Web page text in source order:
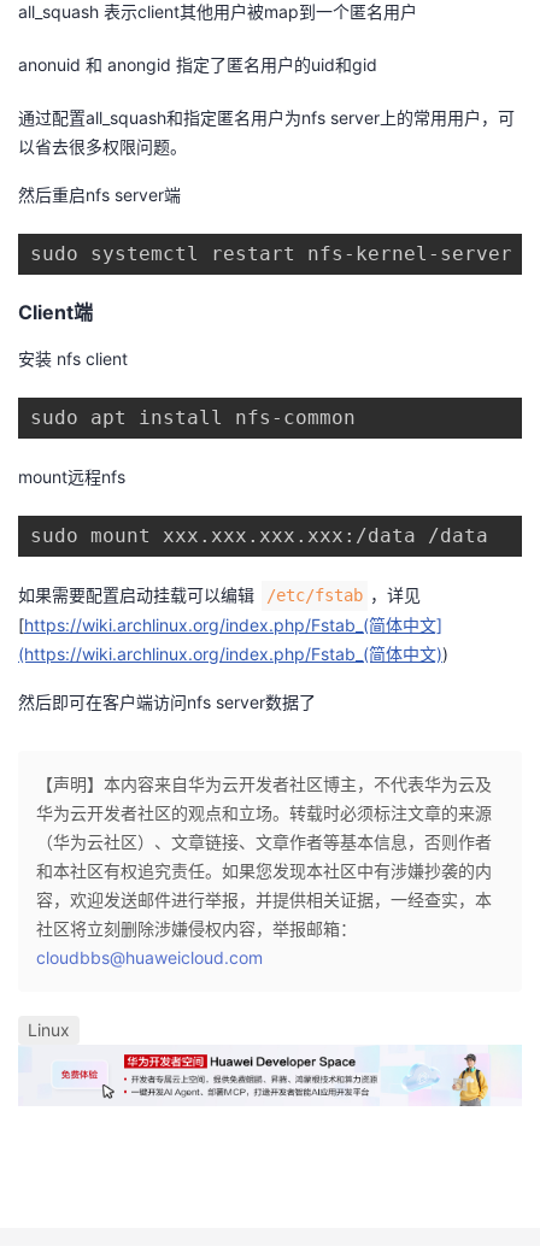
动
关
注
的
开
发
者
学
堂
我
的
课
程
我
的
认
证
我
的
实
验
我
的
收
藏
我
的
Programs
我
的
支
持
我
的
技
术
支
持
我
的
云
声
建
议
all_squash 表示client其他用户被map到一个匿名用户
anonuid 和 anongid 指定了匿名用户的uid和gid
通过配置all_squash和指定匿名用户为nfs server上的常用用户，可
以省去很多权限问题。
然后重启nfs server端
sudo systemctl restart nfs-kernel-server
Client端
安装 nfs client
sudo apt install nfs-common
mount远程nfs
sudo mount xxx.xxx.xxx.xxx:/data /data
如果需要配置启动挂载可以编辑 /etc/fstab ，详见
[https://wiki.archlinux.org/index.php/Fstab_(简体中文]
(https://wiki.archlinux.org/index.php/Fstab_(简体中文))
然后即可在客户端访问nfs server数据了
【声明】本内容来自华为云开发者社区博主，不代表华为云及
华为云开发者社区的观点和立场。转载时必须标注文章的来源
（华为云社区）、文章链接、文章作者等基本信息，否则作者
和本社区有权追究责任。如果您发现本社区中有涉嫌抄袭的内
容，欢迎发送邮件进行举报，并提供相关证据，一经查实，本
社区将立刻删除涉嫌侵权内容，举报邮箱：
cloudbbs@huaweicloud.com
Linux